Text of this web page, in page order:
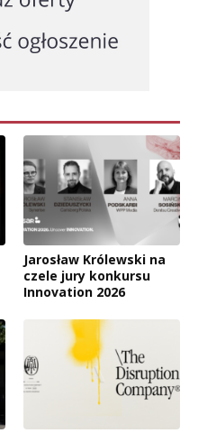
Jarosław Królewski na
czele jury konkursu
Innovation 2026